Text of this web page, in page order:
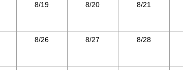
8/19 8/20 8/21
8/26 8/27 8/28